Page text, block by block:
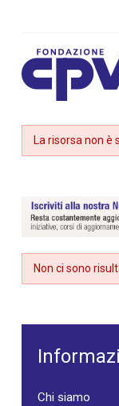
La risorsa non è
Non ci sono
Chi siamo